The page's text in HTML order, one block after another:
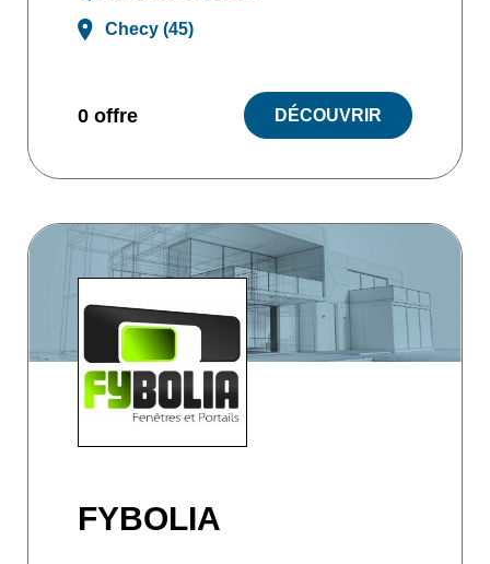
Checy (45)
0 offre DÉCOUVRIR
FYBOLIA